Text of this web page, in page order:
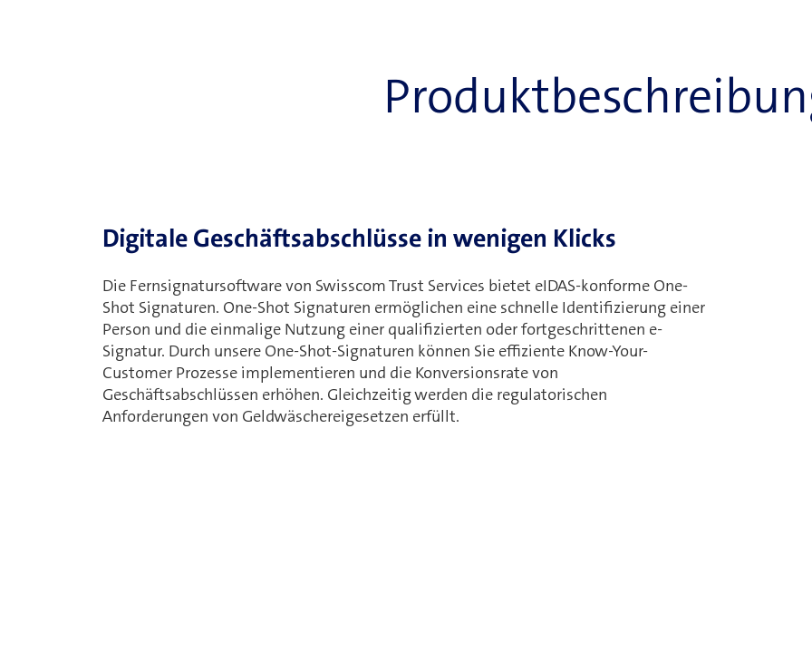
Digitale Geschäftsabschlüsse in wenigen Klicks
Die Fernsignatursoftware von Swisscom Trust Services bietet eIDAS-konforme One-
Shot Signaturen. One-Shot Signaturen ermöglichen eine schnelle Identifizierung einer
Person und die einmalige Nutzung einer qualifizierten oder fortgeschrittenen e-
Signatur. Durch unsere One-Shot-Signaturen können Sie effiziente Know-Your-
Customer Prozesse implementieren und die Konversionsrate von
Geschäftsabschlüssen erhöhen. Gleichzeitig werden die regulatorischen
Anforderungen von Geldwäschereigesetzen erfüllt.